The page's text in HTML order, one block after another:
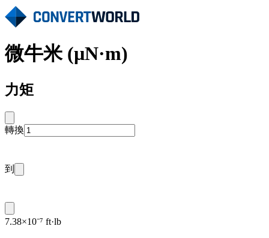
微牛米 (µN·m)
力矩
轉換
到
7.38×10⁻⁷ ft·lb